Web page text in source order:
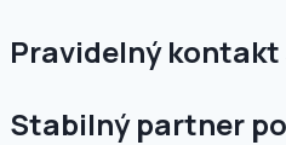
Pravidelný
Stabilný partner